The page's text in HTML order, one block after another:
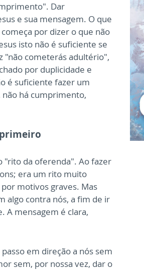
Dar
e sua mensagem. O que
começa por dizer o que não
isto não é suficiente se
"não cometerás adultério",
por duplicidade e
é suficiente fazer um
não há cumprimento,
"rito da oferenda". Ao fazer
era um rito muito
motivos graves. Mas
algo contra nós, a fim de ir
A mensagem é clara,
em direção a nós sem
sem, por nossa vez, dar o